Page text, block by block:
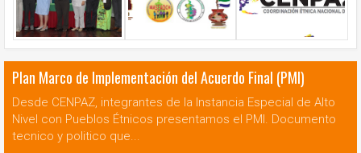
Plan Marco de Implementación del Acuerdo Final (PMI)
Desde CENPAZ, integrantes de la Instancia Especial de Alto
Nivel con Pueblos Étnicos presentamos el PMI. Documento
tecnico y politico que...